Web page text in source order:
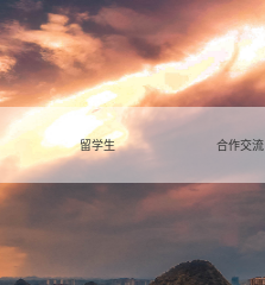
留学生 合作交流